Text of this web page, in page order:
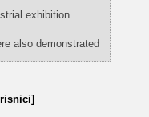
exhibition
also demonstrated